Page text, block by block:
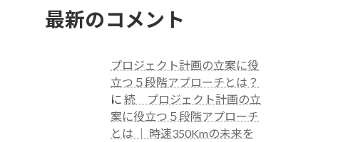
最新のコメント
プロジェクト計画の立案に役
立つ５段階アプローチとは？
に続 プロジェクト計画の立
案に役立つ５段階アプローチ
とは │ 時速350Kmの未来を